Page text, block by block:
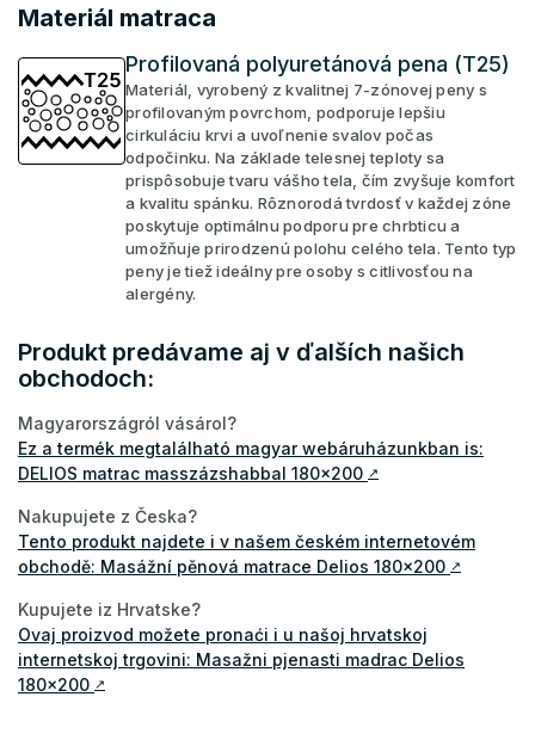
Materiál matraca
Profilovaná polyuretánová pena (T25)
Materiál, vyrobený z kvalitnej 7-zónovej peny s
profilovaným povrchom, podporuje lepšiu
cirkuláciu krvi a uvoľnenie svalov počas
odpočinku. Na základe telesnej teploty sa
prispôsobuje tvaru vášho tela, čím zvyšuje komfort
a kvalitu spánku. Rôznorodá tvrdosť v každej zóne
poskytuje optimálnu podporu pre chrbticu a
umožňuje prirodzenú polohu celého tela. Tento typ
peny je tiež ideálny pre osoby s citlivosťou na
alergény.
Produkt predávame aj v ďalších našich
obchodoch:
Magyarországról vásárol?
Ez a termék megtalálható magyar webáruházunkban is:
DELIOS matrac masszázshabbal 180x200 ↗
Nakupujete z Česka?
Tento produkt najdete i v našem českém internetovém
obchodě: Masážní pěnová matrace Delios 180x200 ↗
Kupujete iz Hrvatske?
Ovaj proizvod možete pronaći i u našoj hrvatskoj
internetskoj trgovini: Masažni pjenasti madrac Delios
180x200 ↗